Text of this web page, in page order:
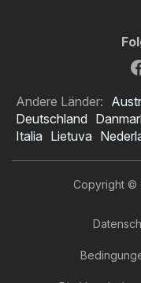
Andere Länder:
Deutschland
Italia Lietuva
Copyright ©